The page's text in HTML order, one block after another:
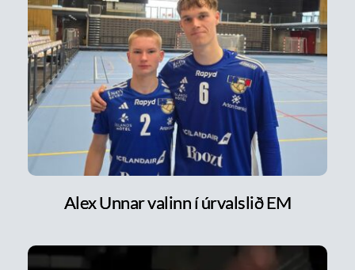
Alex Unnar valinn í úrvalslið EM